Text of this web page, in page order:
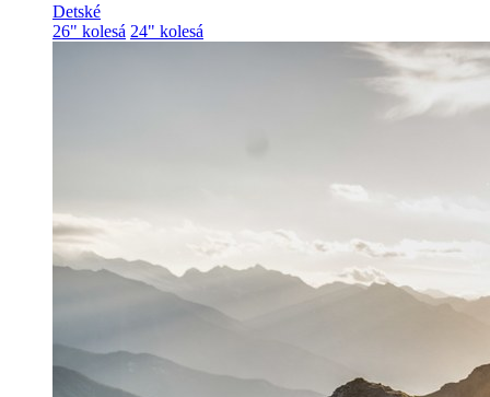
Detské
26" kolesá 24" kolesá